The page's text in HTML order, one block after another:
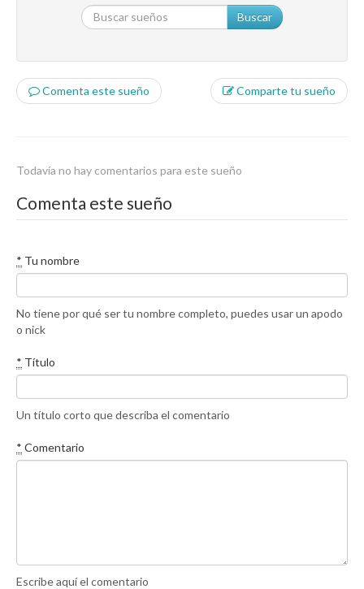
Buscar
Comenta este sueño Comparte tu sueño
Todavía no hay comentarios para este sueño
Comenta este sueño
* Tu nombre
No tiene por qué ser tu nombre completo, puedes usar un apodo
o nick
* Título
Un título corto que describa el comentario
* Comentario
Escribe aquí el comentario